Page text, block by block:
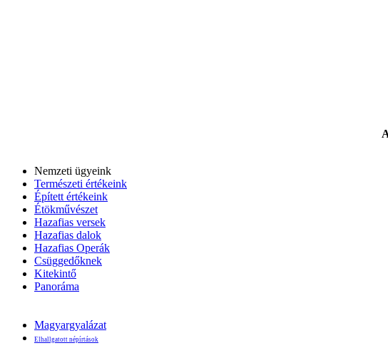
Nemzeti ügyeink
Természeti értékeink
Épített értékeink
Étökművészet
Hazafias versek
Hazafias dalok
Hazafias Operák
Csüggedőknek
Kitekintő
Panoráma
Magyargyalázat
Elhallgatott népírtások